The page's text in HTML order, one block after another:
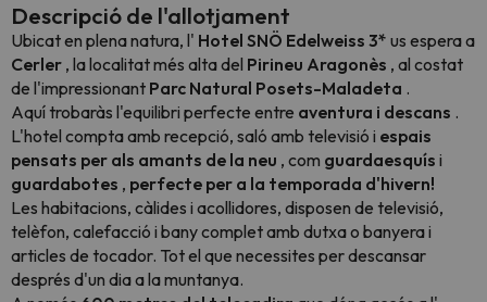
Descripció de l'allotjament
Ubicat en plena natura, l' Hotel SNÖ Edelweiss 3* us espera a
Cerler , la localitat més alta del Pirineu Aragonès , al costat
de l'impressionant Parc Natural Posets-Maladeta .
Aquí trobaràs l'equilibri perfecte entre aventura i descans .
L'hotel compta amb recepció, saló amb televisió i espais
pensats per als amants de la neu , com guardaesquís i
guardabotes , perfecte per a la temporada d'hivern!
Les habitacions, càlides i acollidores, disposen de televisió,
telèfon, calefacció i bany complet amb dutxa o banyera i
articles de tocador. Tot el que necessites per descansar
després d'un dia a la muntanya.